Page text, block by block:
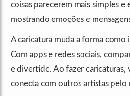
coisas parecerem mais simples e
mostrando emoções e
A caricatura muda a forma como
Com apps e redes sociais,
e divertido. Ao fazer caricaturas,
conecta com outros artistas pelo